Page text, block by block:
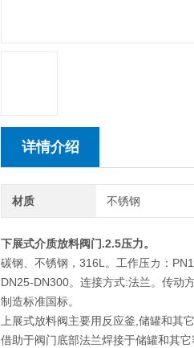
详情介绍
材质 不锈钢
下展式介质放料阀门.2.5压力。
碳钢、不锈钢，316L。⼯作压カ：
DN25-DN300。连接⽅式:法兰。传动
制造标准国标。
上展式放料阀主要⽤反应釜,储罐和其
借助于阀⻔底部法兰焊接于储罐和其